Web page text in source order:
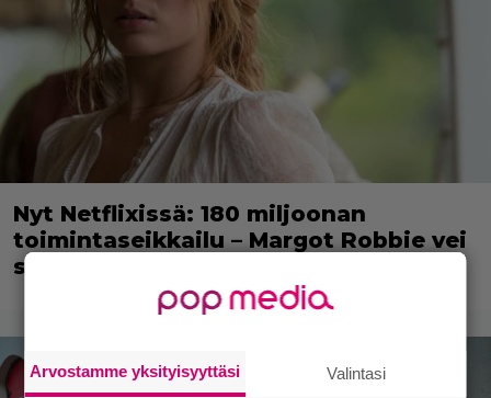
Nyt Netflixissä: 180 miljoonan
toimintaseikkailu – Margot Robbie vei
seksikohtauksen liian pitkälle
Arvostamme yksityisyyttäsi Valintasi